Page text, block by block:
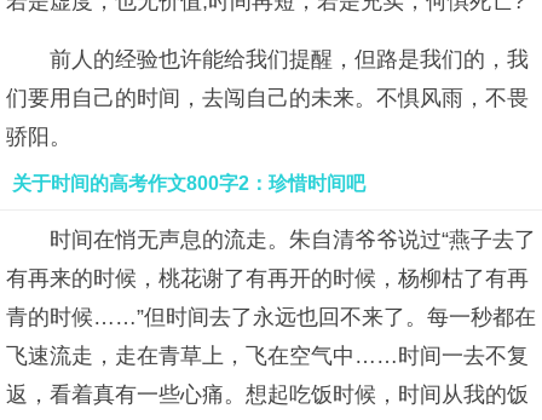
前人的经验也许能给我们提醒，但路是我们的，我
们要用自己的时间，去闯自己的未来。不惧风雨，不畏
骄阳。
关于时间的高考作文800字2：珍惜时间吧
时间在悄无声息的流走。朱自清爷爷说过“燕子去了
有再来的时候，桃花谢了有再开的时候，杨柳枯了有再
青的时候……”但时间去了永远也回不来了。每一秒都在
飞速流走，走在青草上，飞在空气中……时间一去不复
返，看着真有一些心痛。想起吃饭时候，时间从我的饭